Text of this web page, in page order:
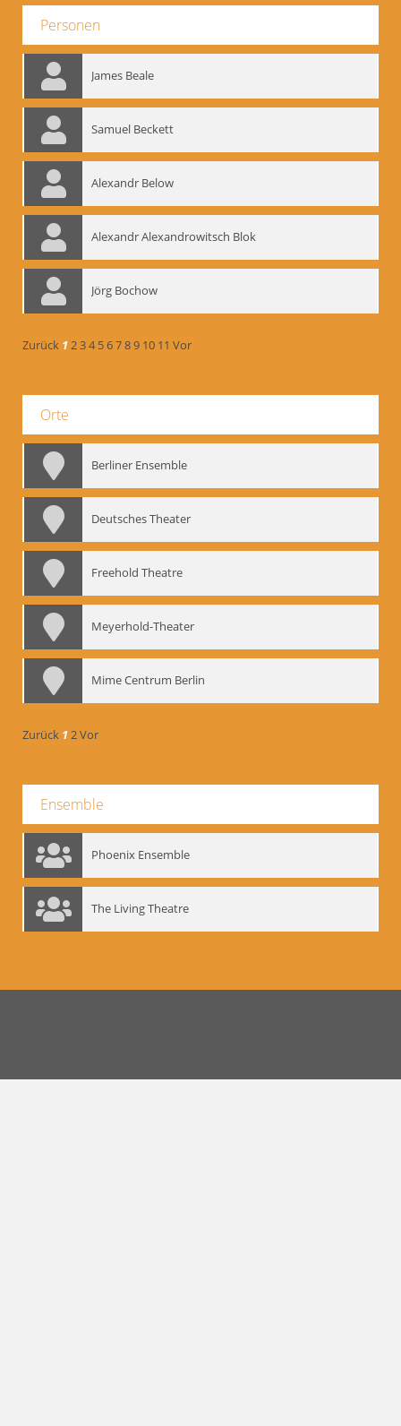
Personen
James Beale
Samuel Beckett
Alexandr Below
Alexandr Alexandrowitsch Blok
Jörg Bochow
Zurück 1234 56789 10 11 Vor
Orte
Berliner Ensemble
Deutsches Theater
Freehold Theatre
Meyerhold-Theater
Mime Centrum Berlin
Zurück 12Vor
Ensemble
Phoenix Ensemble
The Living Theatre